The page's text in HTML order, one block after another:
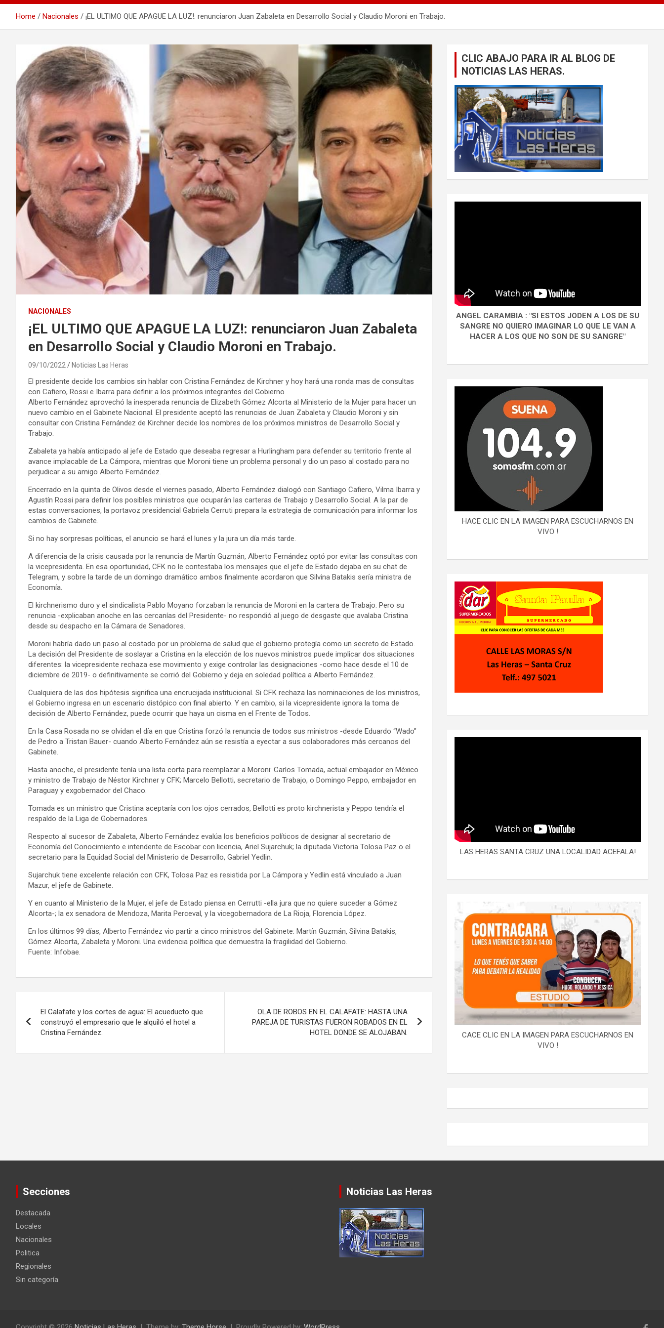
Home Nacionales ¡EL ULTIMO QUE APAGUE LA LUZ!: renunciaron Juan Zabaleta en Desarrollo Social y Claudio Moroni en Trabajo.
NACIONALES
¡EL ULTIMO QUE APAGUE LA LUZ!: renunciaron Juan Zabaleta
en Desarrollo Social y Claudio Moroni en Trabajo.
09/10/2022 Noticias Las Heras
El presidente decide los cambios sin hablar con Cristina Fernández de Kirchner y hoy hará una ronda mas de consultas
con Cafiero, Rossi e Ibarra para definir a los próximos integrantes del Gobierno
Alberto Fernández aprovechó la inesperada renuncia de Elizabeth Gómez Alcorta al Ministerio de la Mujer para hacer un
nuevo cambio en el Gabinete Nacional. El presidente aceptó las renuncias de Juan Zabaleta y Claudio Moroni y sin
consultar con Cristina Fernández de Kirchner decide los nombres de los próximos ministros de Desarrollo Social y
Trabajo.
Zabaleta ya había anticipado al jefe de Estado que deseaba regresar a Hurlingham para defender su territorio frente al
avance implacable de La Cámpora, mientras que Moroni tiene un problema personal y dio un paso al costado para no
perjudicar a su amigo Alberto Fernández.
Encerrado en la quinta de Olivos desde el viernes pasado, Alberto Fernández dialogó con Santiago Cafiero, Vilma Ibarra y
Agustín Rossi para definir los posibles ministros que ocuparán las carteras de Trabajo y Desarrollo Social. A la par de
estas conversaciones, la portavoz presidencial Gabriela Cerruti prepara la estrategia de comunicación para informar los
cambios de Gabinete.
Si no hay sorpresas políticas, el anuncio se hará el lunes y la jura un día más tarde.
A diferencia de la crisis causada por la renuncia de Martín Guzmán, Alberto Fernández optó por evitar las consultas con
la vicepresidenta. En esa oportunidad, CFK no le contestaba los mensajes que el jefe de Estado dejaba en su chat de
Telegram, y sobre la tarde de un domingo dramático ambos finalmente acordaron que Silvina Batakis sería ministra de
Economía.
El kirchnerismo duro y el sindicalista Pablo Moyano forzaban la renuncia de Moroni en la cartera de Trabajo. Pero su
renuncia -explicaban anoche en las cercanías del Presidente- no respondió al juego de desgaste que avalaba Cristina
desde su despacho en la Cámara de Senadores.
Moroni habría dado un paso al costado por un problema de salud que el gobierno protegía como un secreto de Estado.
La decisión del Presidente de soslayar a Cristina en la elección de los nuevos ministros puede implicar dos situaciones
diferentes: la vicepresidente rechaza ese movimiento y exige controlar las designaciones -como hace desde el 10 de
diciembre de 2019- o definitivamente se corrió del Gobierno y deja en soledad política a Alberto Fernández.
Cualquiera de las dos hipótesis significa una encrucijada institucional. Si CFK rechaza las nominaciones de los ministros,
el Gobierno ingresa en un escenario distópico con final abierto. Y en cambio, si la vicepresidente ignora la toma de
decisión de Alberto Fernández, puede ocurrir que haya un cisma en el Frente de Todos.
En la Casa Rosada no se olvidan el día en que Cristina forzó la renuncia de todos sus ministros -desde Eduardo “Wado”
de Pedro a Tristan Bauer- cuando Alberto Fernández aún se resistía a eyectar a sus colaboradores más cercanos del
Gabinete.
Hasta anoche, el presidente tenía una lista corta para reemplazar a Moroni: Carlos Tomada, actual embajador en México
y ministro de Trabajo de Néstor Kirchner y CFK; Marcelo Bellotti, secretario de Trabajo, o Domingo Peppo, embajador en
Paraguay y exgobernador del Chaco.
Tomada es un ministro que Cristina aceptaría con los ojos cerrados, Bellotti es proto kirchnerista y Peppo tendría el
respaldo de la Liga de Gobernadores.
Respecto al sucesor de Zabaleta, Alberto Fernández evalúa los beneficios políticos de designar al secretario de
Economía del Conocimiento e intendente de Escobar con licencia, Ariel Sujarchuk; la diputada Victoria Tolosa Paz o el
secretario para la Equidad Social del Ministerio de Desarrollo, Gabriel Yedlin.
Sujarchuk tiene excelente relación con CFK, Tolosa Paz es resistida por La Cámpora y Yedlin está vinculado a Juan
Mazur, el jefe de Gabinete.
Y en cuanto al Ministerio de la Mujer, el jefe de Estado piensa en Cerrutti -ella jura que no quiere suceder a Gómez
Alcorta-; la ex senadora de Mendoza, Marita Perceval, y la vicegobernadora de La Rioja, Florencia López.
En los últimos 99 días, Alberto Fernández vio partir a cinco ministros del Gabinete: Martín Guzmán, Silvina Batakis,
Gómez Alcorta, Zabaleta y Moroni. Una evidencia política que demuestra la fragilidad del Gobierno.
Fuente: Infobae.
de
El Calafate y los cortes de agua: El acueducto que
construyó el empresario que le alquiló el hotel a
Cristina Fernández.
OLA DE ROBOS EN EL CALAFATE: HASTA UNA
PAREJA DE TURISTAS FUERON ROBADOS EN EL
HOTEL DONDE SE ALOJABAN.
CLIC ABAJO PARA IR AL BLOG DE
NOTICIAS LAS HERAS.
ANGEL CARAMBIA : "SI ESTOS JODEN A LOS DE SU
SANGRE NO QUIERO IMAGINAR LO QUE LE VAN A
HACER A LOS QUE NO SON DE SU SANGRE"
HACE CLIC EN LA IMAGEN PARA ESCUCHARNOS EN
VIVO !
LAS HERAS SANTA CRUZ UNA LOCALIDAD ACEFALA!
CACE CLIC EN LA IMAGEN PARA ESCUCHARNOS EN
VIVO !
Secciones
Destacada
Locales
Nacionales
Politica
Regionales
Sin categoría
Noticias Las Heras